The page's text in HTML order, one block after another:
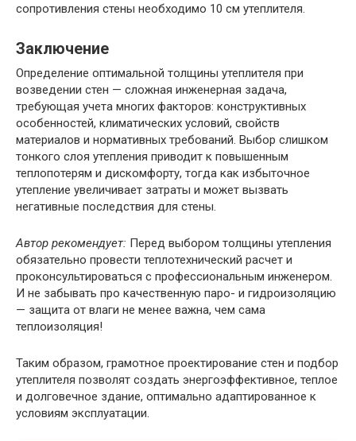
сопротивления стены необходимо 10 см утеплителя.
Заключение
Определение оптимальной толщины утеплителя при
возведении стен — сложная инженерная задача,
требующая учета многих факторов: конструктивных
особенностей, климатических условий, свойств
материалов и нормативных требований. Выбор слишком
тонкого слоя утепления приводит к повышенным
теплопотерям и дискомфорту, тогда как избыточное
утепление увеличивает затраты и может вызвать
негативные последствия для стены.
Автор рекомендует: Перед выбором толщины утепления
обязательно провести теплотехнический расчет и
проконсультироваться с профессиональным инженером.
И не забывать про качественную паро- и гидроизоляцию
— защита от влаги не менее важна, чем сама
теплоизоляция!
Таким образом, грамотное проектирование стен и подбор
утеплителя позволят создать энергоэффективное, теплое
и долговечное здание, оптимально адаптированное к
условиям эксплуатации.